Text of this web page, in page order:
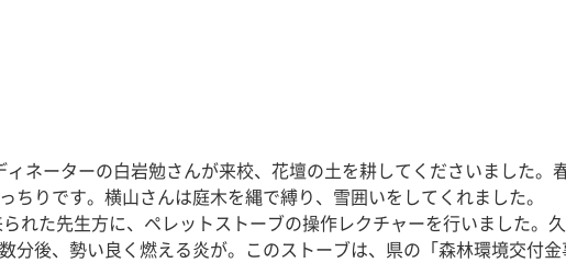
ネーターの白岩勉さんが来校、花壇の土を耕してくださいました。
ちりです。横山さんは庭木を縄で縛り、雪囲いをしてくれました。
れた先生方に、ペレットストーブの操作レクチャーを行いました。
分後、勢い良く燃える炎が。このストーブは、県の「森林環境交付